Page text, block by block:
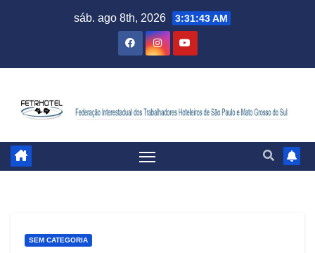
sáb. ago 8th, 2026 3:31:43 AM
SEM CATEGORIA